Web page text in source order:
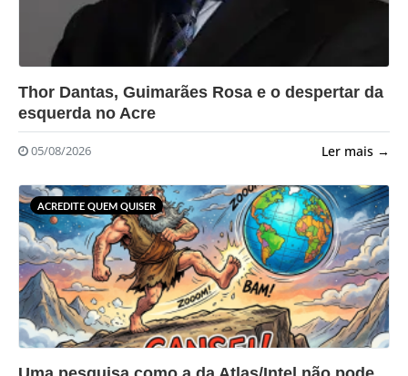
?>
Thor Dantas, Guimarães Rosa e o despertar da
esquerda no Acre
05/08/2026 Ler mais →
ACREDITE QUEM QUISER
?>